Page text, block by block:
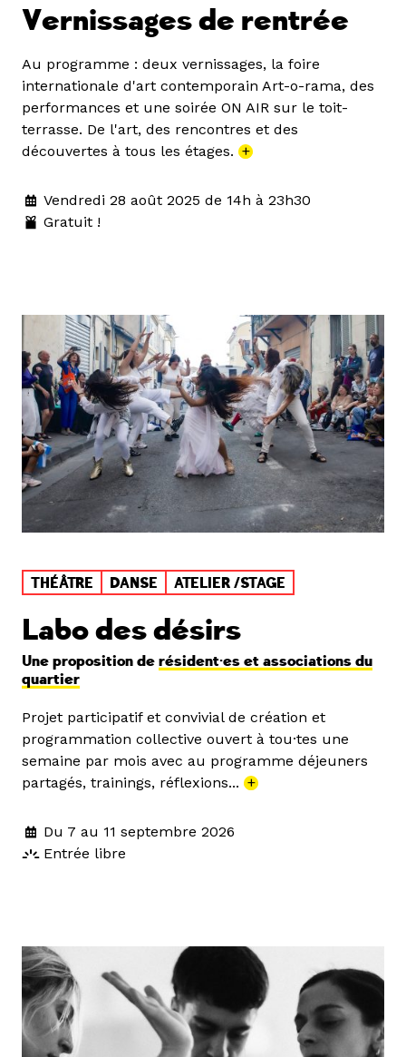
Vernissages de rentrée
Au programme : deux vernissages, la foire
internationale d'art contemporain Art-o-rama, des
performances et une soirée ON AIR sur le toit-
terrasse. De l'art, des rencontres et des
découvertes à tous les étages. +
Vendredi 28 août 2025 de 14h à 23h30
Gratuit !
THÉÂTRE DANSE ATELIER /STAGE
Labo des désirs
Une proposition de résident·es et associations du
quartier
Projet participatif et convivial de création et
programmation collective ouvert à tou·tes une
semaine par mois avec au programme déjeuners
partagés, trainings, réflexions... +
Du 7 au 11 septembre 2026
Entrée libre